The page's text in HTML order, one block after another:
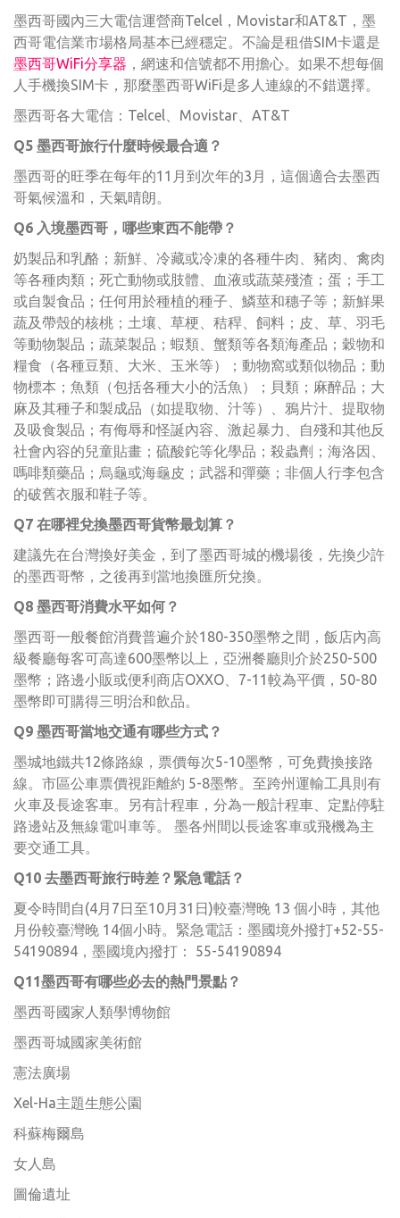
墨西哥國內三大電信運營商Telcel，Movistar和AT&T，墨
西哥電信業市場格局基本已經穩定。不論是租借SIM卡還是
墨西哥WiFi分享器 ，網速和信號都不用擔心。如果不想每個
人手機換SIM卡，那麼墨西哥WiFi是多人連線的不錯選擇。
墨西哥各大電信：Telcel、Movistar、AT&T
Q5 墨西哥旅行什麼時候最合適？
墨西哥的旺季在每年的11月到次年的3月，這個適合去墨西
哥氣候溫和，天氣晴朗。
Q6 入境墨西哥，哪些東西不能帶？
奶製品和乳酪；新鮮、冷藏或冷凍的各種牛肉、豬肉、禽肉
等各種肉類；死亡動物或肢體、血液或蔬菜殘渣；蛋；手工
或自製食品；任何用於種植的種子、鱗莖和穗子等；新鮮果
蔬及帶殼的核桃；土壤、草梗、秸稈、飼料；皮、草、羽毛
等動物製品；蔬菜製品；蝦類、蟹類等各類海產品；穀物和
糧食（各種豆類、大米、玉米等）；動物窩或類似物品；動
物標本；魚類（包括各種大小的活魚）；貝類；麻醉品；大
麻及其種子和製成品（如提取物、汁等）、鴉片汁、提取物
及吸食製品；有侮辱和怪誕內容、激起暴力、自殘和其他反
社會內容的兒童貼畫；硫酸鉈等化學品；殺蟲劑；海洛因、
嗎啡類藥品；烏龜或海龜皮；武器和彈藥；非個人行李包含
的破舊衣服和鞋子等。
Q7 在哪裡兌換墨西哥貨幣最划算？
建議先在台灣換好美金，到了墨西哥城的機場後，先換少許
的墨西哥幣，之後再到當地換匯所兌換。
Q8 墨西哥消費水平如何？
墨西哥一般餐館消費普遍介於180-350墨幣之間，飯店內高
級餐廳每客可高達600墨幣以上，亞洲餐廳則介於250-500
墨幣；路邊小販或便利商店OXXO、7-11較為平價，50-80
墨幣即可購得三明治和飲品。
Q9 墨西哥當地交通有哪些方式？
墨城地鐵共12條路線，票價每次5-10墨幣，可免費換接路
線。市區公車票價視距離約 5-8墨幣。至跨州運輸工具則有
火車及長途客車。另有計程車，分為一般計程車、定點停駐
路邊站及無線電叫車等。 墨各州間以長途客車或飛機為主
要交通工具。
Q10 去墨西哥旅行時差？緊急電話？
夏令時間自(4月7日至10月31日)較臺灣晚 13 個小時，其他
月份較臺灣晚 14個小時。緊急電話：墨國境外撥打+52-55-
54190894，墨國境內撥打： 55-54190894
Q11墨西哥有哪些必去的熱門景點？
墨西哥國家人類學博物館
墨西哥城國家美術館
憲法廣場
Xel-Ha主題生態公園
科蘇梅爾島
女人島
圖倫遺址